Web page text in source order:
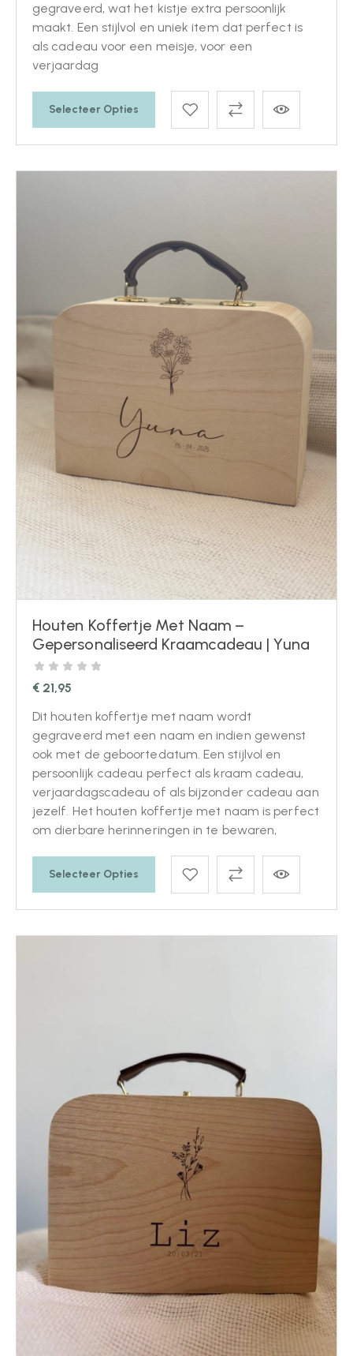
gegraveerd, wat het kistje extra persoonlijk
maakt. Een stijlvol en uniek item dat perfect is
als cadeau voor een meisje, voor een
verjaardag
Selecteer Opties
Houten Koffertje Met Naam –
Gepersonaliseerd Kraamcadeau | Yuna
€ 21,95
Dit houten koffertje met naam wordt
gegraveerd met een naam en indien gewenst
ook met de geboortedatum. Een stijlvol en
persoonlijk cadeau perfect als kraam cadeau,
verjaardagscadeau of als bijzonder cadeau aan
jezelf. Het houten koffertje met naam is perfect
om dierbare herinneringen in te bewaren,
Selecteer Opties